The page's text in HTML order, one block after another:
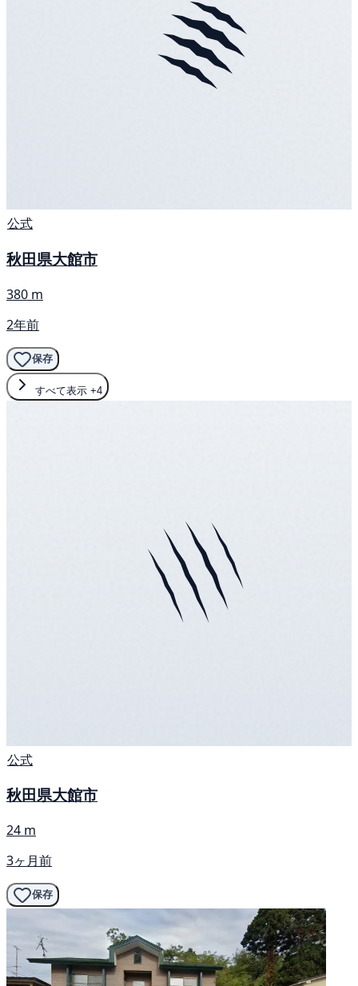
公式
秋田県大館市
380 m
2年前
保存
すべて表示 +4
公式
秋田県大館市
24 m
3ヶ月前
保存